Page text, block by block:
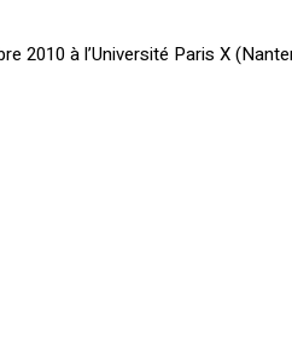
2010 à l’Université Paris X